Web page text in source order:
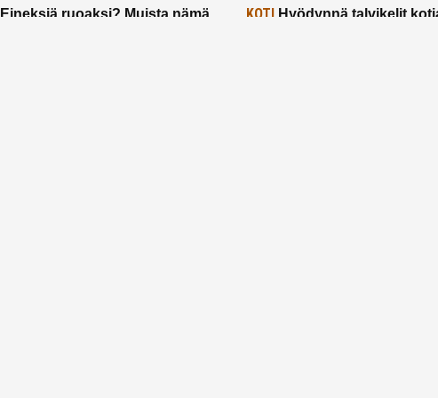
Eineksiä ruoaksi? Muista nämä
KOTIHyödynnä talvikelit